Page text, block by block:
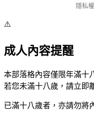
隱私
⚠️
成人內容提醒
本部落格內容僅限年滿十
若您未滿十八歲，請立即
已滿十八歲者，亦請勿將